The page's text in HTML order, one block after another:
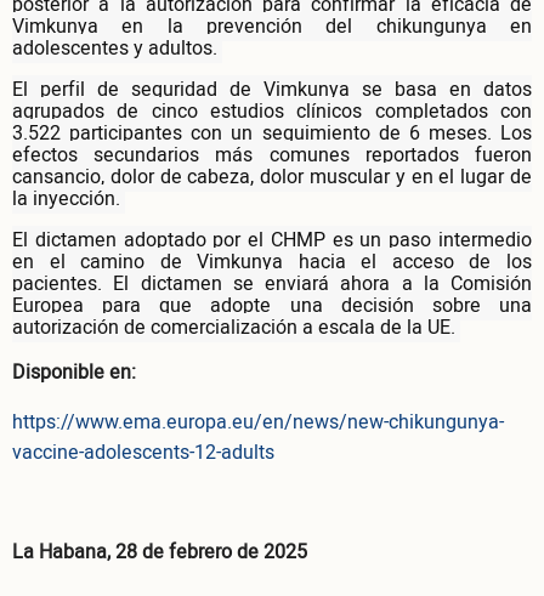
Vimkunya en la prevención del chikungunya en
adolescentes y adultos.
El perfil de seguridad de Vimkunya se basa en datos
agrupados de cinco estudios clínicos completados con
3.522 participantes con un seguimiento de 6 meses. Los
efectos secundarios más comunes reportados fueron
cansancio, dolor de cabeza, dolor muscular y en el lugar de
la inyección.
El dictamen adoptado por el CHMP es un paso intermedio
en el camino de Vimkunya hacia el acceso de los
pacientes. El dictamen se enviará ahora a la Comisión
Europea para que adopte una decisión sobre una
autorización de comercialización a escala de la UE.
Disponible en:
https://www.ema.europa.eu/en/news/new-chikungunya-
vaccine-adolescents-12-adults
La Habana, 28 de febrero de 2025